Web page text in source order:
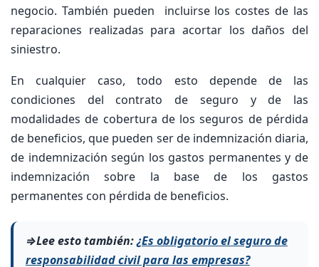
negocio. También pueden incluirse los costes de las
reparaciones realizadas para acortar los daños del
siniestro.
En cualquier caso, todo esto depende de las
condiciones del contrato de seguro y de las
modalidades de cobertura de los seguros de pérdida
de beneficios, que pueden ser de indemnización diaria,
de indemnización según los gastos permanentes y de
indemnización sobre la base de los gastos
permanentes con pérdida de beneficios.
⇒Lee esto también:¿Es obligatorio el seguro de
responsabilidad civil para las empresas?